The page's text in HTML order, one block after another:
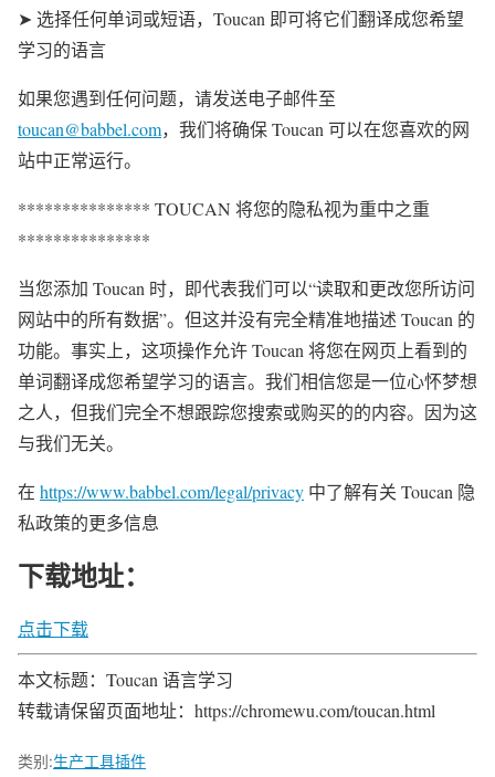
➤ 选择任何单词或短语，Toucan 即可将它们翻译成您希望
学习的语言
如果您遇到任何问题，请发送电子邮件至
toucan@babbel.com，我们将确保 Toucan 可以在您喜欢的网
站中正常运行。
*************** TOUCAN 将您的隐私视为重中之重
***************
当您添加 Toucan 时，即代表我们可以“读取和更改您所访问
网站中的所有数据”。但这并没有完全精准地描述 Toucan 的
功能。事实上，这项操作允许 Toucan 将您在网页上看到的
单词翻译成您希望学习的语言。我们相信您是一位心怀梦想
之人，但我们完全不想跟踪您搜索或购买的的内容。因为这
与我们无关。
在 https://www.babbel.com/legal/privacy 中了解有关 Toucan 隐
私政策的更多信息
下载地址：
点击下载
本文标题：Toucan 语言学习
转载请保留页面地址：https://chromewu.com/toucan.html
类别:生产工具插件